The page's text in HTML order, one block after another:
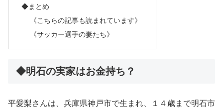
◆まとめ
《こちらの記事も読まれています》
《サッカー選手の妻たち》
◆明石の実家はお金持ち？
平愛梨さんは、兵庫県神戸市で生まれ、１４歳まで明石市